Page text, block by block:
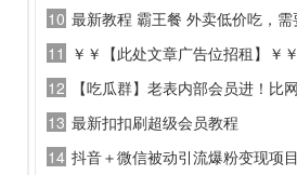
10 最新教程 霸王餐 外卖低价吃，需要
11 ￥￥【此处文章广告位招租】￥￥
12
【吃瓜群】老表内部会员进！比网站
13 最新扣扣刷超级会员教程
14 抖音＋微信被动引流爆粉变现项目